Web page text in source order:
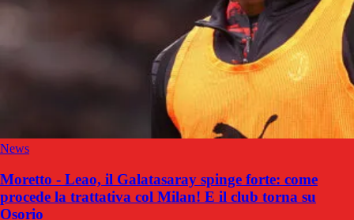
News
Moretto - Leao, il Galatasaray spinge forte: come
procede la trattativa col Milan! E il club torna su
Osorio